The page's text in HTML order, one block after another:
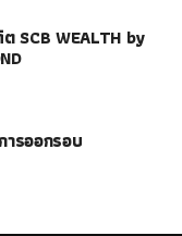
SCB WEALTH by
รออกรอบ